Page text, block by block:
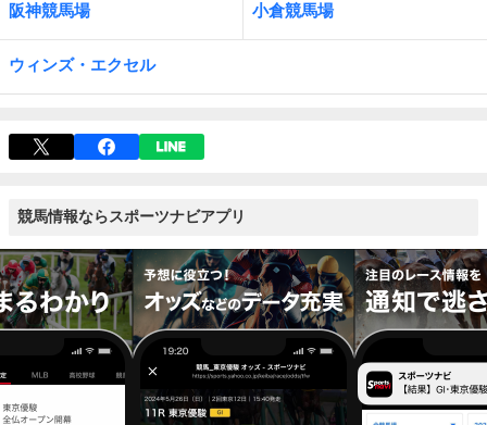
阪神競馬場 小倉競馬場
ウィンズ・エクセル
競馬情報ならスポーツナビアプリ